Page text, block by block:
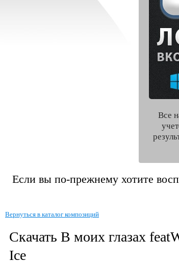
Все
Если вы по-прежнему хотите
Вернуться в каталог композиций
Скачать В моих глазах
Ice